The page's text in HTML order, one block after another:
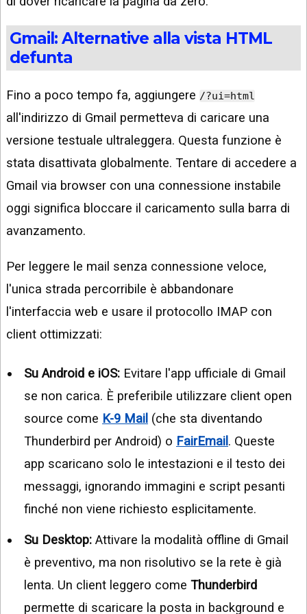
Gmail: Alternative alla vista HTML
defunta
Fino a poco tempo fa, aggiungere /?ui=html
all'indirizzo di Gmail permetteva di caricare una
versione testuale ultraleggera. Questa funzione è
stata disattivata globalmente. Tentare di accedere a
Gmail via browser con una connessione instabile
oggi significa bloccare il caricamento sulla barra di
avanzamento.
Per leggere le mail senza connessione veloce,
l'unica strada percorribile è abbandonare
l'interfaccia web e usare il protocollo IMAP con
client ottimizzati:
Su Android e iOS: Evitare l'app ufficiale di Gmail
se non carica. È preferibile utilizzare client open
source come K-9 Mail (che sta diventando
Thunderbird per Android) o FairEmail . Queste
app scaricano solo le intestazioni e il testo dei
messaggi, ignorando immagini e script pesanti
finché non viene richiesto esplicitamente.
Su Desktop: Attivare la modalità offline di Gmail
è preventivo, ma non risolutivo se la rete è già
lenta. Un client leggero come Thunderbird
permette di scaricare la posta in background e